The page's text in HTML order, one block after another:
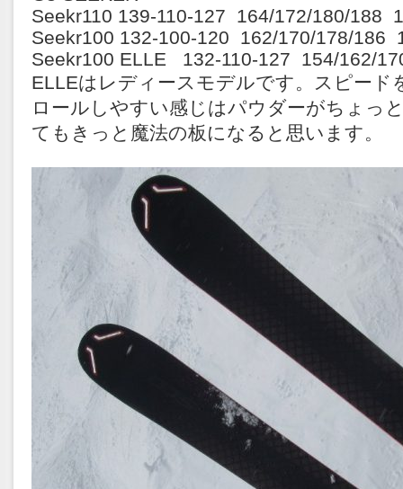
Seekr110 139-110-127 164/172/180/188
Seekr100 132-100-120 162/170/178/186
Seekr100 ELLE 132-110-127 154/162/
ELLEはレディースモデルです。スピード
ロールしやすい感じはパウダーがちょっ
てもきっと魔法の板になると思います。